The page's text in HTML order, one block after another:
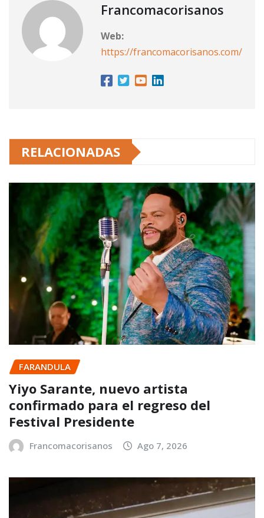
Francomacorisanos
Web:
https://francomacorisanos.com/
RELACIONADAS
FARANDULA
Yiyo Sarante, nuevo artista
confirmado para el regreso del
Festival Presidente
Francomacorisanos Ago 7, 2026